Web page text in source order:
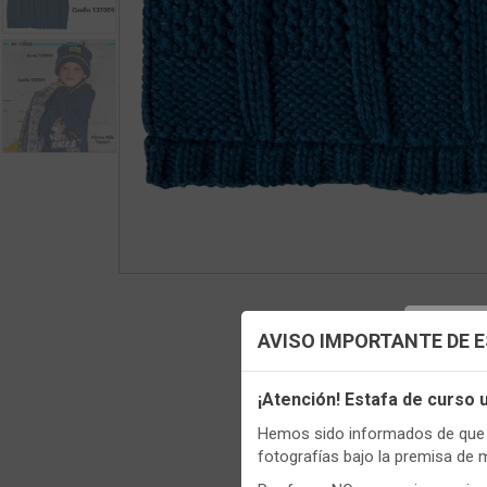
AVISO IMPORTANTE DE
¡Atención! Estafa de curso
Hemos sido informados de
fotografías bajo la premisa de